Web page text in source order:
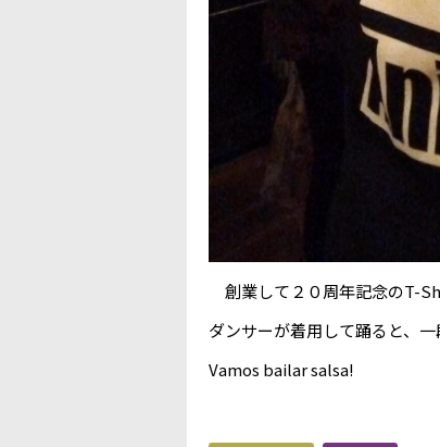
創業して２０周年記念のT-
ダンサーが着用して踊ると、一
Vamos bailar salsa!